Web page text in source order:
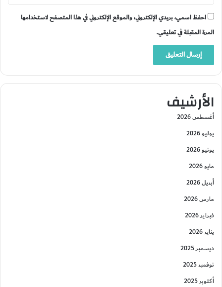
احفظ اسمي، بريدي الإلكتروني، والموقع الإلكتروني في هذا المتصفح لاستخدامها
المرة المقبلة في تعليقي.
الأرشيف
أغسطس 2026
يوليو 2026
يونيو 2026
مايو 2026
أبريل 2026
مارس 2026
فبراير 2026
يناير 2026
ديسمبر 2025
نوفمبر 2025
أكتوبر 2025